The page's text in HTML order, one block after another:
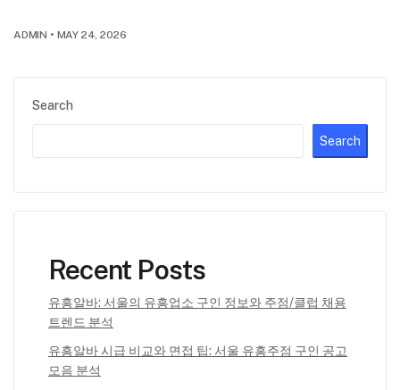
Search
Search
Recent Posts
유흥알바: 서울의 유흥업소 구인 정보와 주점/클럽 채용
트렌드 분석
유흥알바 시급 비교와 면접 팁: 서울 유흥주점 구인 공고
모음 분석
ADMIN • MAY 24, 2026